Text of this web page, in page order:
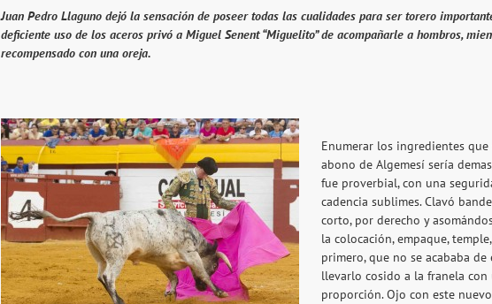
Juan Pedro Llaguno dejó la sensación de poseer todas las cualidades para ser torero
deficiente uso de los aceros privó a Miguel Senent “Miguelito” de acompañarle a hombros,
recompensado con una oreja.
Enumerar los ingredientes
abono de Algemesí sería
fue proverbial, con una
cadencia sublimes. Clavó
corto, por derecho y
la colocación, empaque,
primero, que no se acababa
llevarlo cosido a la franela
proporción. Ojo con este